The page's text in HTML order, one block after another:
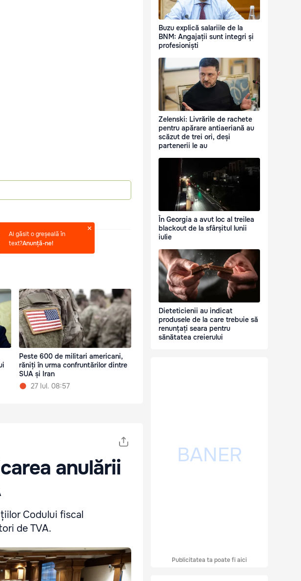
Ai găsit o greșeală în
text?Anunță-ne!
Peste 600 de militari americani,
răniți în urma confruntărilor dintre
SUA și Iran
27 Iul. 08:57
anulării
Codului fiscal
de TVA.
Buzu explică salariile de la
BNM: Angajații sunt integri și
profesioniști
Zelenski: Livrările de rachete
pentru apărare antiaeriană au
scăzut de trei ori, deși
partenerii le au
În Georgia a avut loc al treilea
blackout de la sfârșitul lunii
iulie
Dieteticienii au indicat
produsele de la care trebuie să
renunțați seara pentru
sănătatea creierului
Publicitatea ta poate fi aici